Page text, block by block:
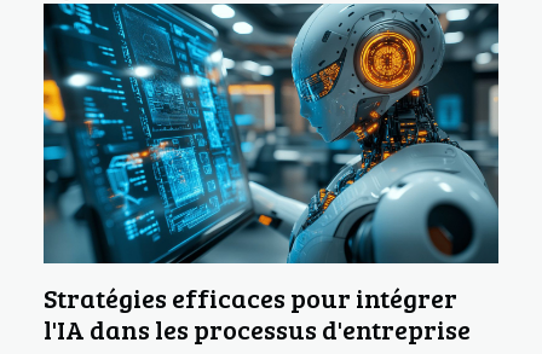
Stratégies efficaces pour intégrer
l'IA dans les processus d'entreprise